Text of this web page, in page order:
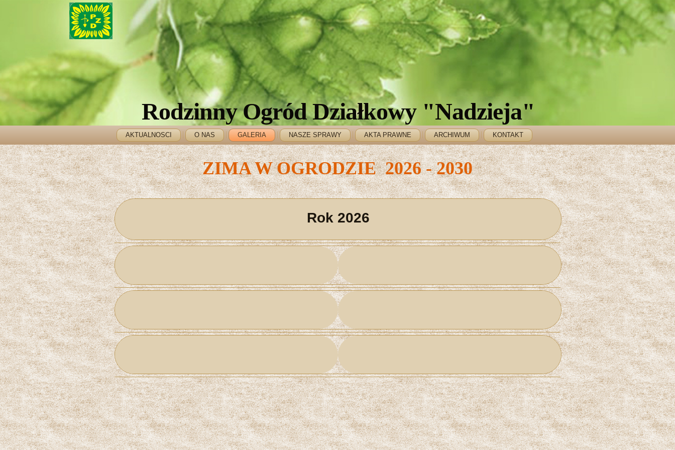
Rodzinny Ogród Działkowy "Nadzieja"
AKTUALNOSCI O NAS GALERIA NASZE SPRAWY AKTA PRAWNE ARCHIWUM KONTAKT
ZIMA W OGRODZIE 2026 - 2030
Rok 2026